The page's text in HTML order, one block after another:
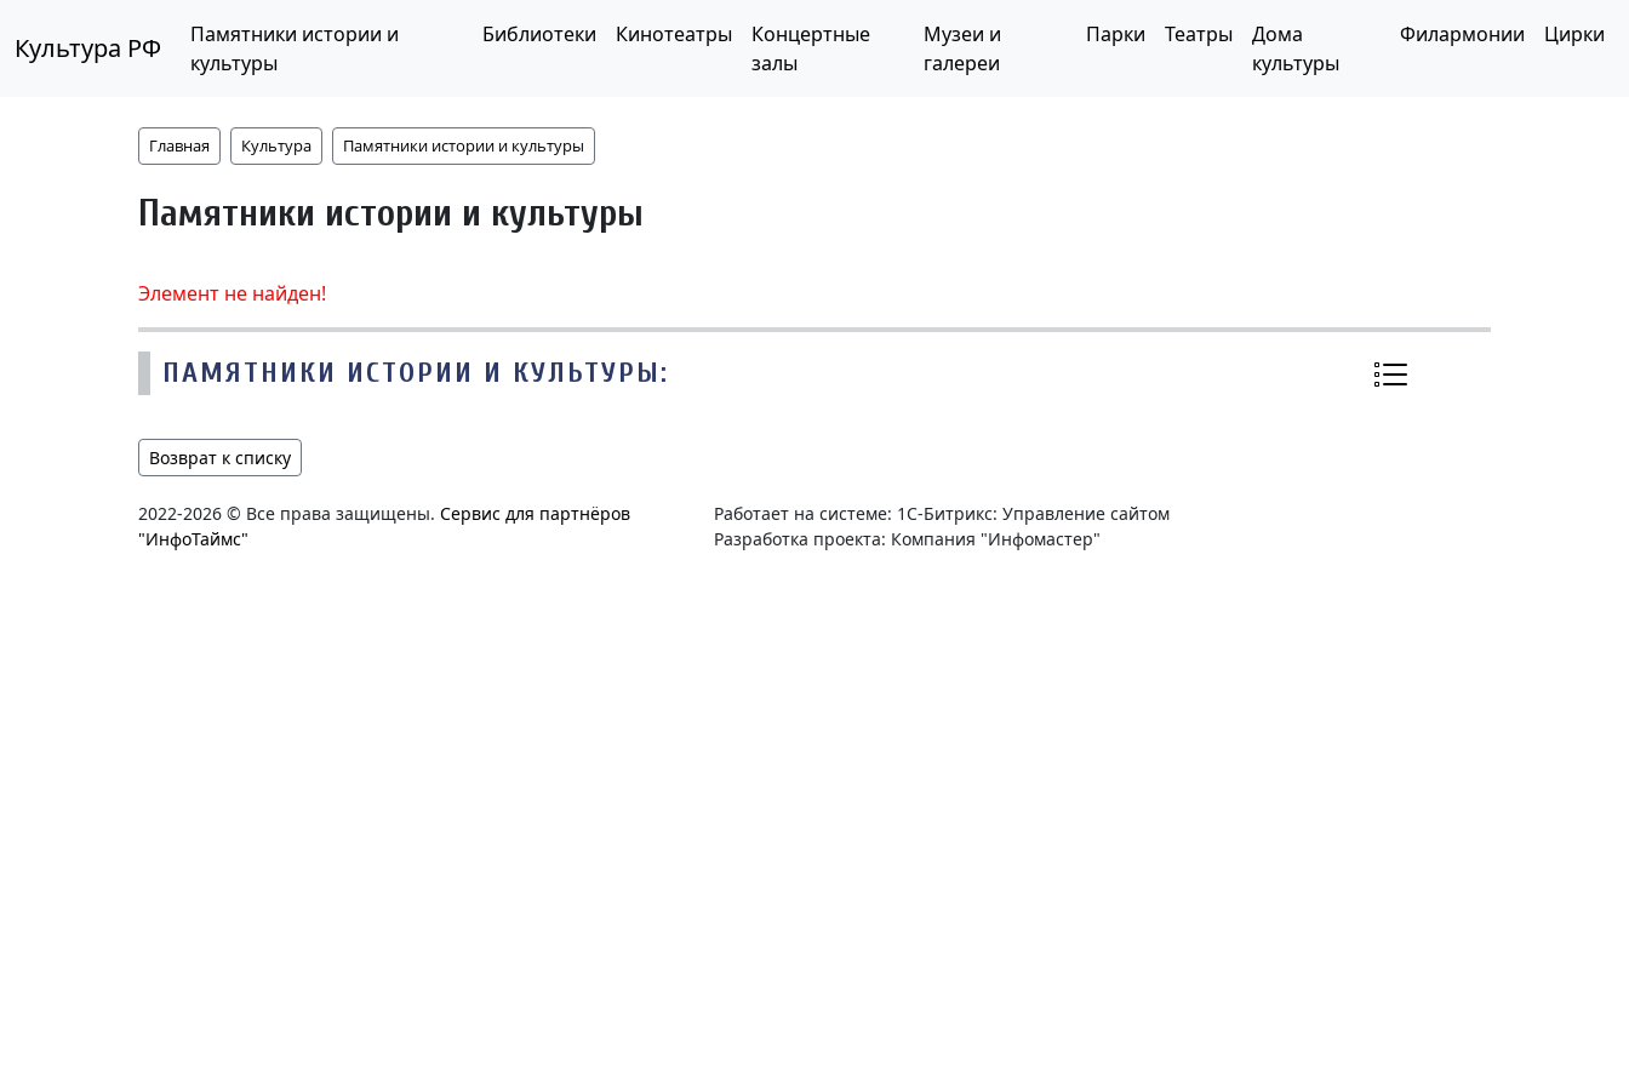
Культура РФ
Памятники истории и
культуры
Библиотеки Кинотеатры
Концертные
залы
Музеи и
галереи
Парки Театры
Дома
культуры
Филармонии Цирки
Главная Культура Памятники истории и культуры
Памятники истории и культуры
Элемент не найден!
ПАМЯТНИКИ ИСТОРИИ И КУЛЬТУРЫ:
Возврат к списку
2022-2026 © Все права защищены. Сервис для партнёров
"ИнфоТаймс"
Работает на системе: 1С-Битрикс: Управление сайтом
Разработка проекта: Компания "Инфомастер"